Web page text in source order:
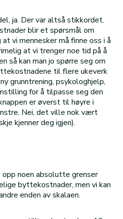
ja. Der var altså stikkordet.
blir et spørsmål om
vi mennesker må finne oss i å
at vi trenger noe tid på å
så kan man jo spørre seg om
til flere ukeverk
grunntrening, psykologhjelp,
for å tilpasse seg den
er øverst til høyre i
Nei, det ville nok vært
kjenner deg igjen).
noen absolutte grenser
byttekostnader, men vi kan
enden av skalaen.